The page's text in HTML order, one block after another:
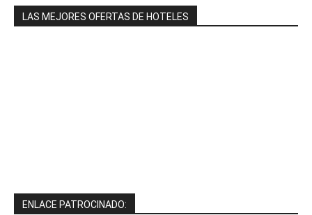
LAS MEJORES OFERTAS DE HOTELES
ENLACE PATROCINADO: